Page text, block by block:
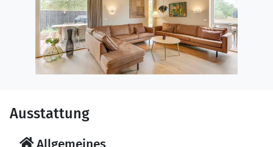
Ausstattung